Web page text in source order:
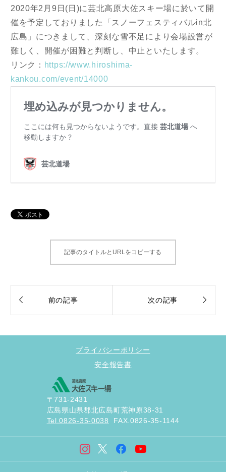
2020年2月9日(日)に芸北高原大佐スキー場に於いて開
催を予定しておりました「スノーフェスティバルin北
広島」につきまして、深刻な雪不足により会場設営が
難しく、開催が困難と判断し、中止といたします。
リンク： https://www.hiroshima-
kankou.com/event/14000
記事のタイトルとURLをコピーする
 前の記事 次の記事 
プライバシーポリシー
安全報告書
〒731-2431
広島県山県郡北広島町荒神原38-31
Tel.0826-35-0038
FAX.0826-35-1144